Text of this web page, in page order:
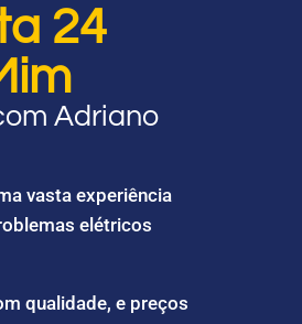
24
Adriano
vasta experiência
elétricos
qualidade, e preços